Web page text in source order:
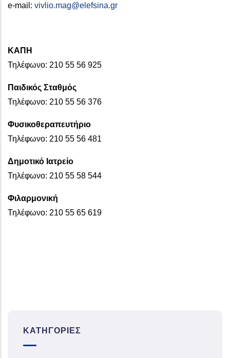
e-mail: vivlio.mag@elefsina.gr
ΚΑΠΗ
Τηλέφωνο: 210 55 56 925
Παιδικός Σταθμός
Τηλέφωνο: 210 55 56 376
Φυσικοθεραπευτήριο
Τηλέφωνο: 210 55 56 481
Δημοτικό Ιατρείο
Τηλέφωνο: 210 55 58 544
Φιλαρμονική
Τηλέφωνο: 210 55 65 619
ΚΑΤΗΓΟΡΊΕΣ